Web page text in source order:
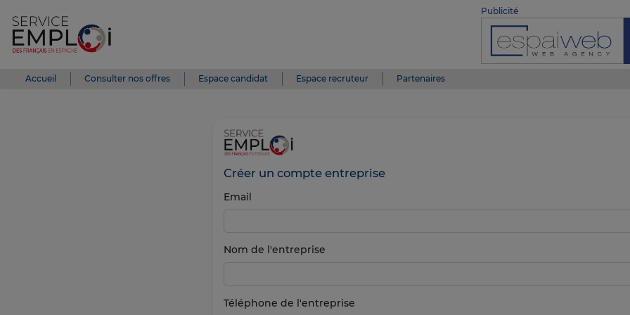
Publicité
Accueil Consulter nos offres Espace candidat Espace recruteur Partenaires
Créer un compte entreprise
Email
Nom de l'entreprise
Téléphone de l'entreprise